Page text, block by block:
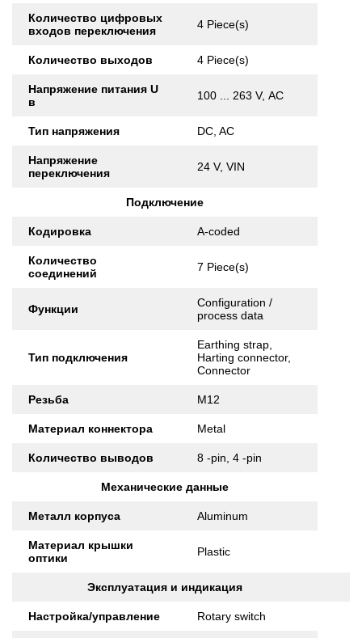
Количество цифровых
входов переключения
4 Piece(s)
Количество выходов 4 Piece(s)
Напряжение питания U
в
100 ... 263 V, AC
Тип напряжения DC, AC
Напряжение
переключения
24 V, VIN
Подключение
Кодировка A-coded
Количество
соединений
7 Piece(s)
Функции
Configuration /
process data
Тип подключения
Earthing strap,
Harting connector,
Connector
Резьба M12
Материал коннектора Metal
Количество выводов 8 -pin, 4 -pin
Механические данные
Металл корпуса Aluminum
Материал крышки
оптики
Plastic
Эксплуатация и индикация
Настройка/управление Rotary switch